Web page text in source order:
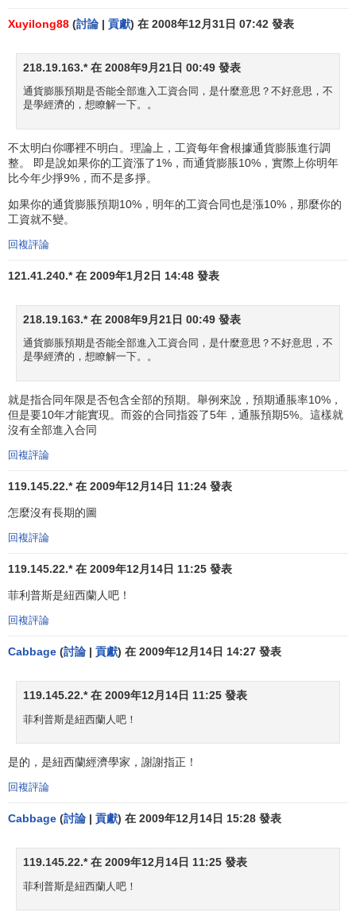
但是，當菲利普斯曲線突破原有的慣性持續上升時，會
使整個菲利浦斯曲線偏出
下圖：
更進一步的看法（如美國
出的）是，如果政府長期採取人為的干預措施，使
曲線，在這種情況下，政府的任何干預都會失靈。如下圖：
上圖中，由於安全臨界點不斷提高，形成了一條向右上
最值得警惕的現象。
Xuyilong88 (討論 | 貢獻) 在 2008年12月31日 07:42 發表
218.19.163.* 在 2008年9月21日 00:49 發表
通貨膨脹預期是否能全部進入工資合同，是什麼意思？不好意思，不
是學經濟的，想瞭解一下。。
不太明白你哪裡不明白。理論上，工資每年會根據通貨膨脹進行調
整。 即是說如果你的工資漲了1%，而通貨膨脹10%，實際上你明年
比今年少掙9%，而不是多掙。
如果你的通貨膨脹預期10%，明年的工資合同也是漲10%，那麼你的
工資就不變。
回複評論
121.41.240.* 在 2009年1月2日 14:48 發表
218.19.163.* 在 2008年9月21日 00:49 發表
通貨膨脹預期是否能全部進入工資合同，是什麼意思？不好意思，不
是學經濟的，想瞭解一下。。
就是指合同年限是否包含全部的預期。舉例來說，預期通脹率10%，
但是要10年才能實現。而簽的合同指簽了5年，通脹預期5%。這樣就
沒有全部進入合同
回複評論
119.145.22.* 在 2009年12月14日 11:24 發表
怎麼沒有長期的圖
回複評論
119.145.22.* 在 2009年12月14日 11:25 發表
菲利普斯是紐西蘭人吧！
回複評論
Cabbage (討論 | 貢獻) 在 2009年12月14日 14:27 發表
119.145.22.* 在 2009年12月14日 11:25 發表
菲利普斯是紐西蘭人吧！
是的，是紐西蘭經濟學家，謝謝指正！
回複評論
Cabbage (討論 | 貢獻) 在 2009年12月14日 15:28 發表
119.145.22.* 在 2009年12月14日 11:25 發表
菲利普斯是紐西蘭人吧！